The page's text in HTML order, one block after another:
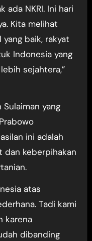
ada NKRI. Ini hari
Kita melihat
baik, rakyat
Indonesia yang
sejahtera,”
yang
ini adalah
dan keberpihakan
atas
Tadi kami
karena
dibanding